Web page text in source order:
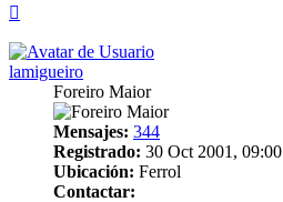
lamigueiro
Foreiro Maior
Mensajes: 344
Registrado: 30 Oct 2001, 09:00
Ubicación: Ferrol
Contactar: